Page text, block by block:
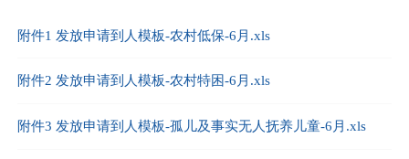
附件1 发放申请到人模板-农村低保-6月.xls
附件2 发放申请到人模板-农村特困-6月.xls
附件3 发放申请到人模板-孤儿及事实无人抚养儿童-6月.xls